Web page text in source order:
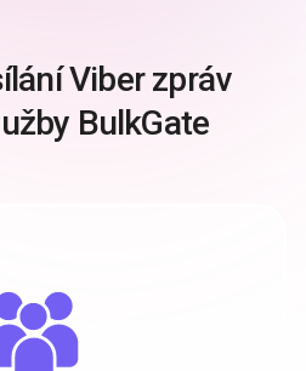
Viber zpráv
BulkGate